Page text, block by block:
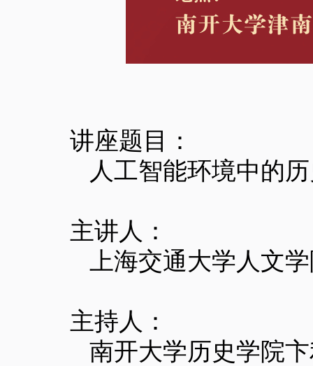
讲座题目：
人工智能环境中的
主讲人：
上海交通大学人文
主持人 ：
南开大学历史学院